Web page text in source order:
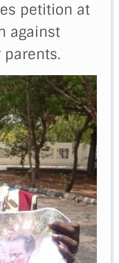
petition at
against
parents.